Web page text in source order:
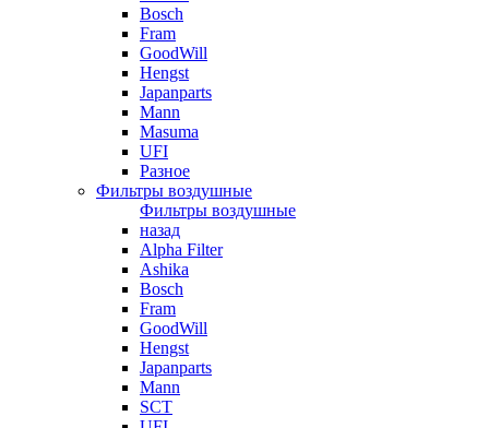
Bosch
Fram
GoodWill
Hengst
Japanparts
Mann
Masuma
UFI
Разное
Фильтры воздушные
Фильтры воздушные
назад
Alpha Filter
Ashika
Bosch
Fram
GoodWill
Hengst
Japanparts
Mann
SCT